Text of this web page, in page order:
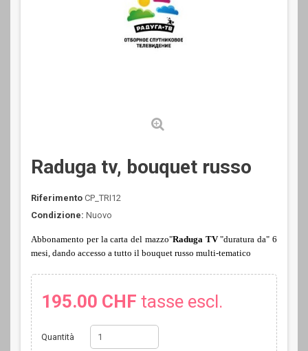
Raduga tv, bouquet russo
Riferimento CP_TRI12
Condizione: Nuovo
Abbonamento per la carta del mazzo"Raduga TV"duratura da"6
mesi, dando accesso a tutto il bouquet russo multi-tematico
195.00 CHF tasse escl.
Quantità